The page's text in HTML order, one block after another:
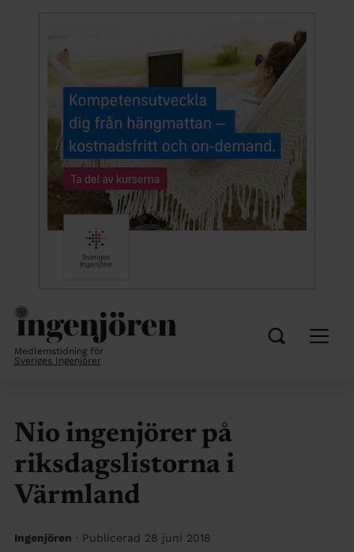
Medlemstidning för
Sveriges Ingenjörer
Nio ingenjörer på
riksdagslistorna i
Värmland
Ingenjören · Publicerad 28 juni 2018